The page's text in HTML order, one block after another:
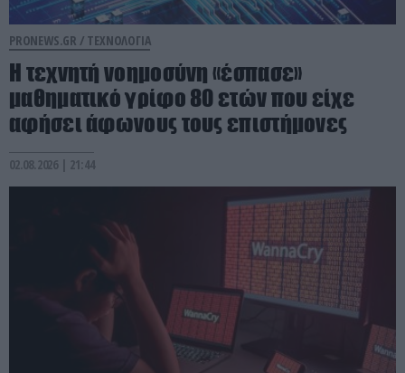
PRONEWS.GR / ΤΕΧΝΟΛΟΓΙΑ
Η τεχνητή νοημοσύνη «έσπασε»
μαθηματικό γρίφο 80 ετών που είχε
αφήσει άφωνους τους επιστήμονες
02.08.2026 | 21:44